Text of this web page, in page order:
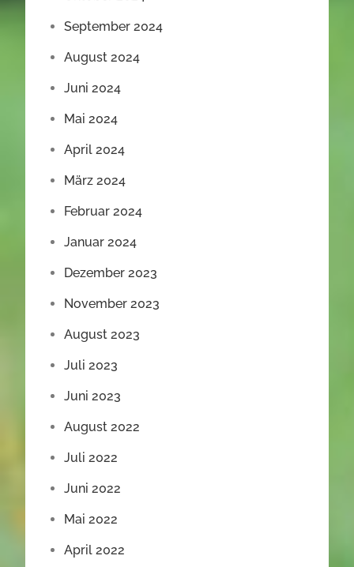
September 2024
August 2024
Juni 2024
Mai 2024
April 2024
März 2024
Februar 2024
Januar 2024
Dezember 2023
November 2023
August 2023
Juli 2023
Juni 2023
August 2022
Juli 2022
Juni 2022
Mai 2022
April 2022